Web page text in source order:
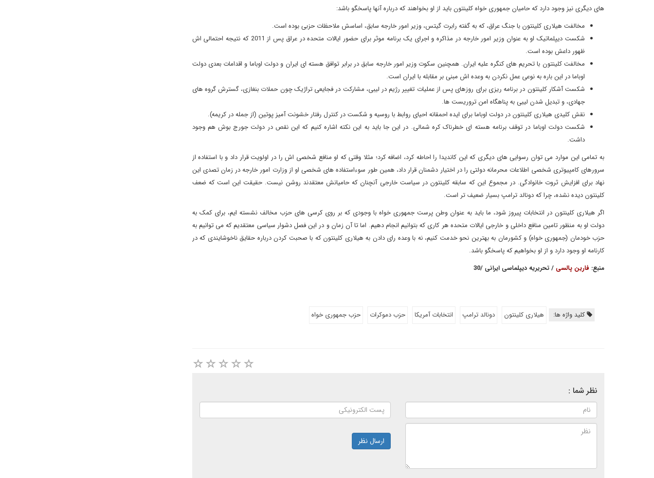
های دیگری نیز وجود دارد که حامیان جمهوری خواه کلینتون باید از او بخواهند که درباره آنها پاسخگو باشد:
مخالفت هیلاری کلینتون با جنگ عراق، که به گفته رابرت گیتس، وزیر امور خارجه سابق، اساسش ملاحظات حزبی بوده است.
شکست دیپلماتیک او به عنوان وزیر امور خارجه در مذاکره و اجرای یک برنامه موثر برای حضور ایالات متحده در عراق پس از 2011 که نتیجه احتمالی اش
ظهور داعش بوده است.
مخالفت کلینتون با تحریم های کنگره علیه ایران. همچنین سکوت وزیر امور خارجه سابق در برابر توافق هسته ای ایران و دولت اوباما و اقدامات بعدی دولت
اوباما در این باره به نوعی عمل نکردن به وعده اش مبنی بر مقابله با ایران است.
شکست آشکار کلینتون در برنامه ریزی برای روزهای پس از عملیات تغییر رژیم در لیبی، مشارکت در فجایعی تراژیک چون حملات بنغازی، گسترش گروه های
جهادی، و تبدیل شدن لیبی به پناهگاه امن تروریست ها.
نقش کلیدی هیلاری کلینتون در دولت اوباما برای ایده احمقانه احیای روابط با روسیه و شکست در کنترل رفتار خشونت آمیز پوتین (از جمله در کریمه).
شکست دولت اوباما در توقف برنامه هسته ای خطرناک کره شمالی. در این جا باید به این نکته اشاره کنیم که این نقص در دولت جورج بوش هم وجود
داشت.
به تمامی این موارد می توان رسوایی های دیگری که این کاندیدا را احاطه کرد، اضافه کرد؛ مثلا وقتی که او منافع شخصی اش را در اولویت قرار داد و با استفاده از
سرورهای کامپیوتری شخصی اطلاعات محرمانه دولتی را در اختیار دشمنان قرار داد، همین طور سوءاستفاده های شخصی او از وزارت امور خارجه در زمان تصدی این
نهاد برای افزایش ثروت خانوادگی. در مجموع این که سابقه کلینتون در سیاست خارجی آنچنان که حامیانش معتقدند روشن نیست. حقیقت این است که ضعف
کلینتون دیده نشده، چرا که دونالد ترامپ بسیار ضعیف تر است.
اگر هیلاری کلینتون در انتخابات پیروز شود، ما باید به عنوان وطن پرست جمهوری خواه با وجودی که بر روی کرسی های حزب مخالف نشسته ایم، برای کمک به
دولت او به منظور تامین منافع داخلی و خارجی ایالات متحده هر کاری که بتوانیم انجام دهیم. اما تا آن زمان و در این فصل دشوار سیاسی معتقدیم که می توانیم به
حزب خودمان (جمهوری خواه) و کشورمان به بهترین نحو خدمت کنیم، نه با وعده رای دادن به هیلاری کلینتون که با صحبت کردن درباره حقایق ناخوشایندی که در
کارنامه او وجود دارد و از او بخواهیم که پاسخگو باشد.
منبع: فارین پالسی / تحریریه دیپلماسی ایرانی /30
کلید واژه ها: هیلاری کلینتون دونالد ترامپ انتخابات آمريكا حزب دموكرات حزب جمهوری خواه
نظر شما :
ارسال نظر